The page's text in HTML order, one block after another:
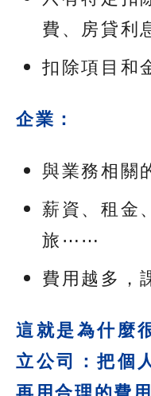
費、房貸利
扣除項目和
企業：
與業務相關
薪資、租金
旅⋯⋯
費用越多，
這就是為什麼
立公司：把個